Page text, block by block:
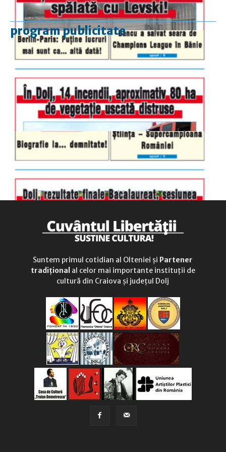
program publicitate
luni-vineri
9.00 - 17.00
duminică
9.00 - 12.00
Suntem primul cotidian al Olteniei și Partener
tradițional al celor mai importante instituții de
cultură din Craiova și județul Dolj